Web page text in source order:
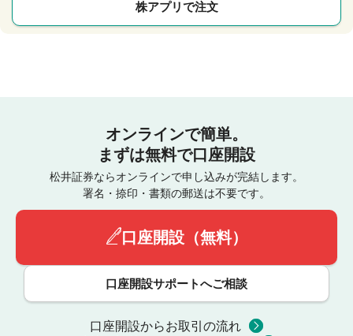
株アプリで注文
オンラインで簡単。
まずは無料で口座開設
松井証券ならオンラインで申し込みが完結します。
署名・捺印・書類の郵送は不要です。
口座開設（無料）
口座開設サポートへご相談
口座開設からお取引の流れ